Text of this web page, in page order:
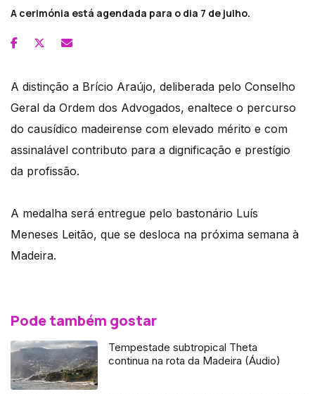
A cerimónia está agendada para o dia 7 de julho.
A distinção a Brício Araújo, deliberada pelo Conselho
Geral da Ordem dos Advogados, enaltece o percurso
do causídico madeirense com elevado mérito e com
assinalável contributo para a dignificação e prestígio
da profissão.
A medalha será entregue pelo bastonário Luís
Meneses Leitão, que se desloca na próxima semana à
Madeira.
Pode também gostar
Tempestade subtropical Theta
continua na rota da Madeira (Áudio)